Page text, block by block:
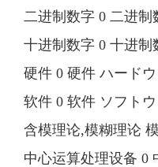
二进制数字 0 二进
十进制数字 0 十进
硬件 0 硬件 ハード
软件 0 软件 ソフト
含模理论,模糊理论
中心运算处理设备 0